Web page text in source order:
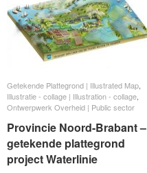
Getekende Plattegrond | Illustrated Map
Illustratie - collage | Illustration - collage
Ontwerpwerk Overheid | Public sector
Provincie Noord-Brabant –
getekende plattegrond
project Waterlinie
Getekende Plattegrond | Illustrated Map
Illustratie - collage | Illustration - collage
Ontwerpwerk Overheid | Public sector
Provincie Noord-Brabant –
getekende plattegrond
project Waterlinie